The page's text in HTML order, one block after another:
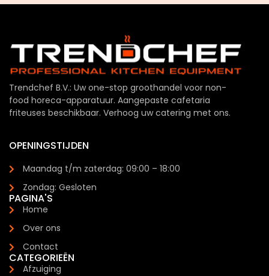
Trendchef B.V.: Uw one-stop groothandel voor non-
food horeca-apparatuur. Aangepaste cafetaria
friteuses beschikbaar. Verhoog uw catering met ons.
OPENINGSTIJDEN
Maandag t/m zaterdag: 09:00 – 18:00
Zondag: Gesloten
PAGINA'S
Home
Over ons
Contact
CATEGORIEËN
Afzuiging